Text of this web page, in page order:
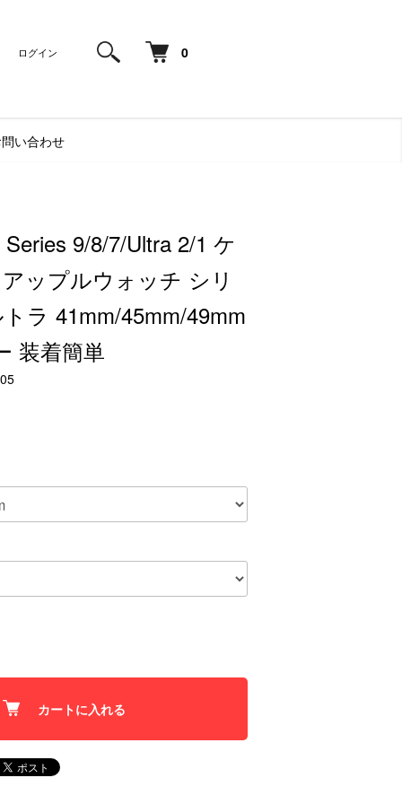
0
ログイン
い合わせ
9/8/7/Ultra 2/1 ケ
ップルウォッチ シリ
ラ 41mm/45mm/49mm
装着簡単
カートに入れる